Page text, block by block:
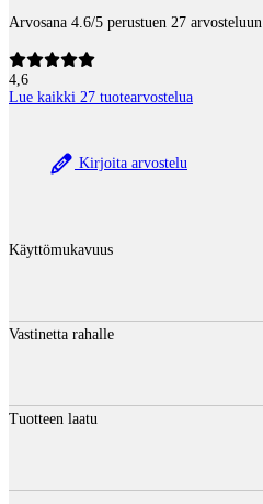
Arvosana 4.6/5 perustuen 27 arvosteluun
4,6
Lue kaikki 27 tuotearvostelua
Kirjoita arvostelu
Käyttömukavuus
Vastinetta rahalle
Tuotteen laatu